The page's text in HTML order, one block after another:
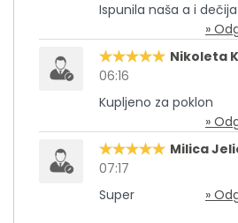
Ispunila naša a i
»
Nikoleta
06:16
Kupljeno za poklon
»
Milica
07:17
Super
»